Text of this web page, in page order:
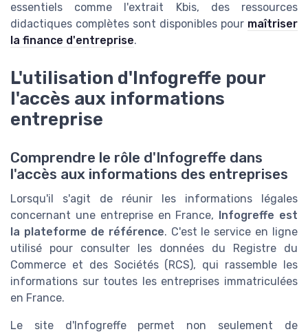
essentiels comme l'extrait Kbis, des ressources
didactiques complètes sont disponibles pour maîtriser
la finance d'entreprise.
L'utilisation d'Infogreffe pour
l'accès aux informations
entreprise
Comprendre le rôle d'Infogreffe dans
l'accès aux informations des entreprises
Lorsqu'il s'agit de réunir les informations légales
concernant une entreprise en France, Infogreffe est
la plateforme de référence. C'est le service en ligne
utilisé pour consulter les données du Registre du
Commerce et des Sociétés (RCS), qui rassemble les
informations sur toutes les entreprises immatriculées
en France.
Le site d'Infogreffe permet non seulement de